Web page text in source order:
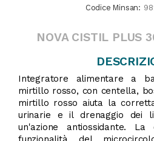
Codice Minsan:
NOVA CISTIL PLUS
Integratore alimentare a
mirtillo rosso, con centella,
mirtillo rosso aiuta la
urinarie e il drenaggio dei
un'azione antiossidante.